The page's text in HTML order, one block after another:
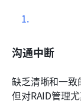
沟通中断
缺乏清晰和一致
但对RAID管理尤